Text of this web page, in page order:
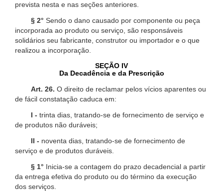
prevista nesta e nas seções anteriores.
§ 2° Sendo o dano causado por componente ou peça
incorporada ao produto ou serviço, são responsáveis
solidários seu fabricante, construtor ou importador e o que
realizou a incorporação.
SEÇÃO IV
Da Decadência e da Prescrição
Art. 26. O direito de reclamar pelos vícios aparentes ou
de fácil constatação caduca em:
I - trinta dias, tratando-se de fornecimento de serviço e
de produtos não duráveis;
II - noventa dias, tratando-se de fornecimento de
serviço e de produtos duráveis.
§ 1° Inicia-se a contagem do prazo decadencial a partir
da entrega efetiva do produto ou do término da execução
dos serviços.